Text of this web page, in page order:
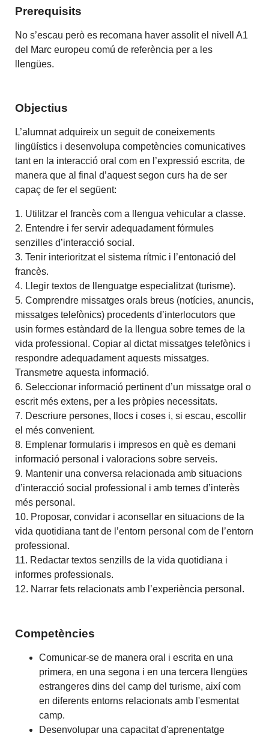
Prerequisits
No s’escau però es recomana haver assolit el nivell A1
del Marc europeu comú de referència per a les
llengües.
Objectius
L’alumnat adquireix un seguit de coneixements
lingüístics i desenvolupa competències comunicatives
tant en la interacció oral com en l’expressió escrita, de
manera que al final d’aquest segon curs ha de ser
capaç de fer el següent:
1. Utilitzar el francès com a llengua vehicular a classe.
2. Entendre i fer servir adequadament fórmules
senzilles d’interacció social.
3. Tenir interioritzat el sistema rítmic i l’entonació del
francès.
4. Llegir textos de llenguatge especialitzat (turisme).
5. Comprendre missatges orals breus (notícies, anuncis,
missatges telefònics) procedents d’interlocutors que
usin formes estàndard de la llengua sobre temes de la
vida professional. Copiar al dictat missatges telefònics i
respondre adequadament aquests missatges.
Transmetre aquesta informació.
6. Seleccionar informació pertinent d’un missatge oral o
escrit més extens, per a les pròpies necessitats.
7. Descriure persones, llocs i coses i, si escau, escollir
el més convenient.
8. Emplenar formularis i impresos en què es demani
informació personal i valoracions sobre serveis.
9. Mantenir una conversa relacionada amb situacions
d’interacció social professional i amb temes d’interès
més personal.
10. Proposar, convidar i aconsellar en situacions de la
vida quotidiana tant de l’entorn personal com de l’entorn
professional.
11. Redactar textos senzills de la vida quotidiana i
informes professionals.
12. Narrar fets relacionats amb l’experiència personal.
Competències
Comunicar-se de manera oral i escrita en una
primera, en una segona i en una tercera llengües
estrangeres dins del camp del turisme, així com
en diferents entorns relacionats amb l'esmentat
camp.
Desenvolupar una capacitat d'aprenentatge